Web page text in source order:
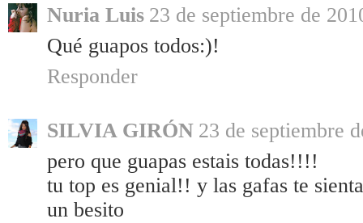
Nuria Luis 23 de septiembre de
Qué guapos todos:)!
Responder
SILVIA GIRÓN 23 de septiembre
pero que guapas estais todas!!!!
tu top es genial!! y las gafas te
un besito